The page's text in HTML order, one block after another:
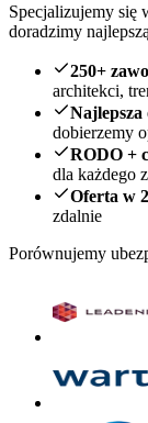
Specjalizujemy się
doradzimy
250+
architekci,
Najlepsza
dobierzemy
RODO +
dla każdego
Oferta w
zdalnie
Porównujemy